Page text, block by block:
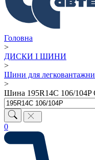
Головна
>
ДИСКИ І ШИНИ
>
Шини для
>
Шина 195R14C 106/104P
0